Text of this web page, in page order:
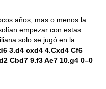
años, mas o menos la
empezar con estas
solo se jugó en la
3.d4 cxd4 4.Cxd4 Cf6
Cbd7 9.f3 Ae7 10.g4 0–0